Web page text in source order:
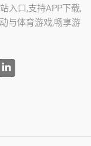
入口,支持APP下载,
与体育游戏,畅享游